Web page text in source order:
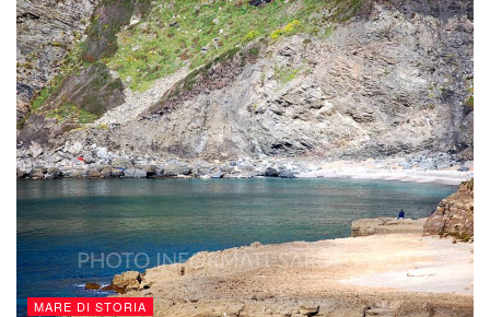
MARE DI STORIA